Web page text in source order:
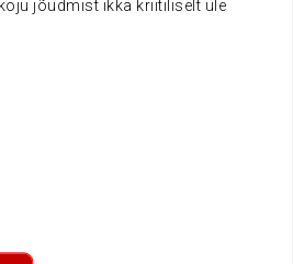
jõudmist ikka kriitiliselt üle